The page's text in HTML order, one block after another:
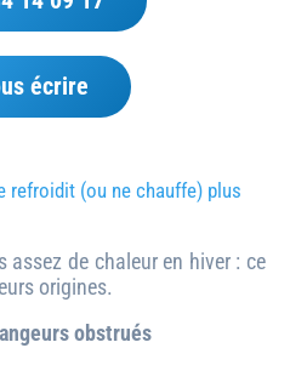
écrire
refroidit (ou ne chauffe) plus
assez de chaleur en hiver : ce
origines.
obstrués